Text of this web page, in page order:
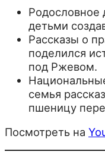
Родословное
детьми
Рассказы о
поделился
под Ржевом.
семья
пшеницу
Посмотреть на